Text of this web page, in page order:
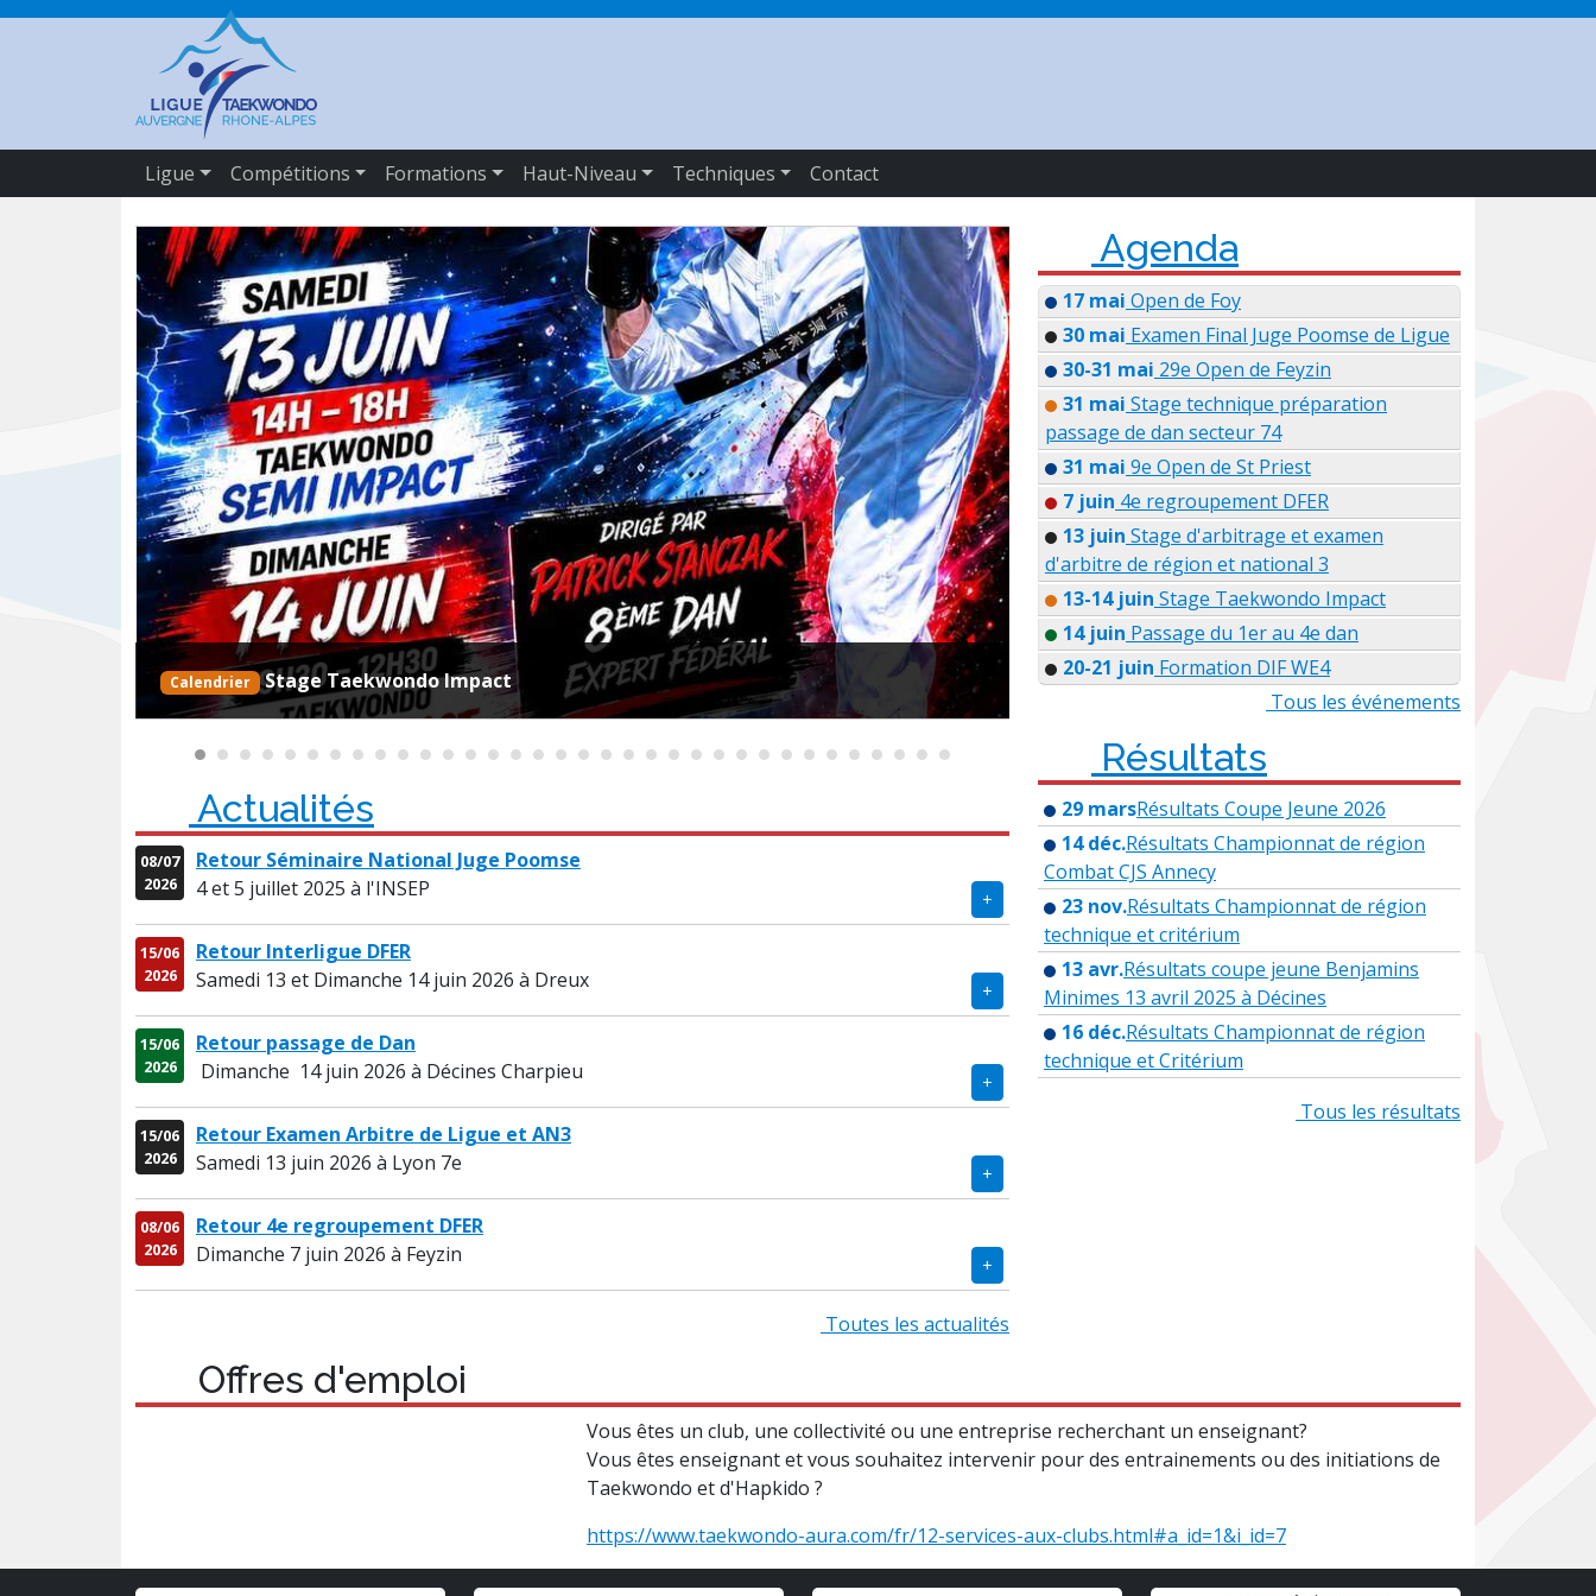
Ligue Compétitions Formations Haut-Niveau Techniques Contact
News Retour Stage technique 38 News Retour Stage technique 69
Actualités
08/07
2026
Retour Séminaire National Juge Poomse
4 et 5 juillet 2025 à l'INSEP
15/06
2026
Retour Interligue DFER
Samedi 13 et Dimanche 14 juin 2026 à Dreux
15/06
2026
Retour passage de Dan
Dimanche 14 juin 2026 à Décines Charpieu
15/06
2026
Retour Examen Arbitre de Ligue et AN3
Samedi 13 juin 2026 à Lyon 7e
08/06
2026
Retour 4e regroupement DFER
Dimanche 7 juin 2026 à Feyzin
Toutes les actualités
Agenda
17 mai Open de Foy
30 mai Examen Final Juge Poomse de Ligue
30-31 mai 29e Open de Feyzin
31 mai Stage technique préparation
passage de dan secteur 74
31 mai 9e Open de St Priest
7 juin 4e regroupement DFER
13 juin Stage d'arbitrage et examen
d'arbitre de région et national 3
13-14 juin Stage Taekwondo Impact
14 juin Passage du 1er au 4e dan
20-21 juin Formation DIF WE4
Tous les événements
Résultats
29 marsRésultats Coupe Jeune 2026
14 déc.Résultats Championnat de région
Combat CJS Annecy
23 nov.Résultats Championnat de région
technique et critérium
13 avr.Résultats coupe jeune Benjamins
Minimes 13 avril 2025 à Décines
16 déc.Résultats Championnat de région
technique et Critérium
Tous les résultats
Offres d'emploi
Vous êtes un club, une collectivité ou une entreprise recherchant un enseignant?
Vous êtes enseignant et vous souhaitez intervenir pour des entrainements ou des initiations de
Taekwondo et d'Hapkido ?
https://www.taekwondo-aura.com/fr/12-services-aux-clubs.html#a_id=1&i_id=7